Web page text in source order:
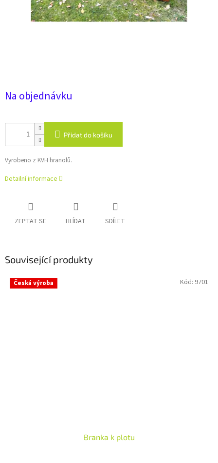
Na objednávku
Přidat do košíku
Vyrobeno z KVH hranolů.
Detailní informace
ZEPTAT SE HLÍDAT SDÍLET
Související produkty
Česká výroba
Branka k plotu
Kód: 9701